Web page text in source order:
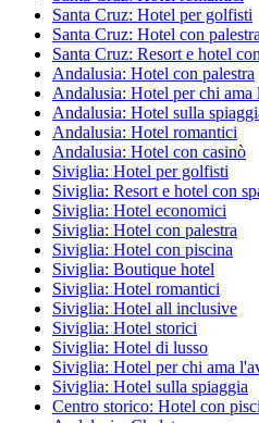
Santa Cruz: Hotel per golfisti
Santa Cruz: Hotel con palestra
Santa Cruz: Resort e hotel
Andalusia: Hotel con palestra
Andalusia: Hotel per chi ama
Andalusia: Hotel sulla
Andalusia: Hotel romantici
Andalusia: Hotel con casinò
Siviglia: Hotel per golfisti
Siviglia: Resort e hotel con
Siviglia: Hotel economici
Siviglia: Hotel con palestra
Siviglia: Hotel con piscina
Siviglia: Boutique hotel
Siviglia: Hotel romantici
Siviglia: Hotel all inclusive
Siviglia: Hotel storici
Siviglia: Hotel di lusso
Siviglia: Hotel per chi ama
Siviglia: Hotel sulla spiaggia
Centro storico: Hotel con